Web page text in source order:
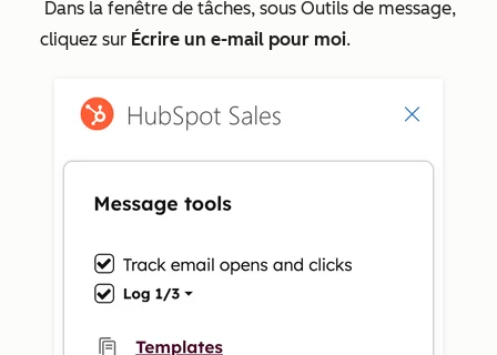
Dans la fenêtre de tâches, sous Outils de message,
cliquez sur Écrire un e-mail pour moi.